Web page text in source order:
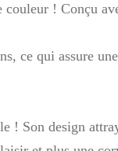
! Conçu
ce qui assure
Son design